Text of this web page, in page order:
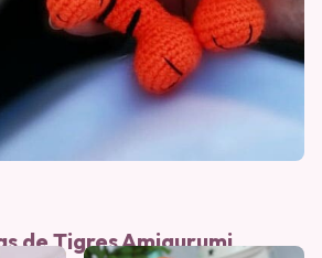
de Tigres Amigurumi